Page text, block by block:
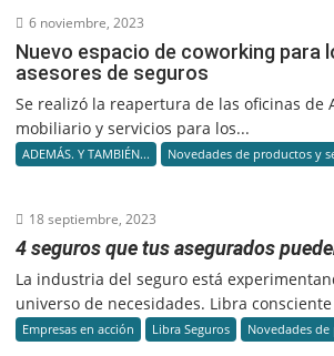
6 noviembre, 2023
Nuevo espacio de coworking para
asesores de seguros
Se realizó la reapertura de las oficinas de
mobiliario y servicios para los...
ADEMÁS. Y TAMBIÉN... Novedades de productos y
18 septiembre, 2023
4 seguros que tus asegurados
La industria del seguro está
universo de necesidades. Libra
Empresas en acción Libra Seguros Novedades